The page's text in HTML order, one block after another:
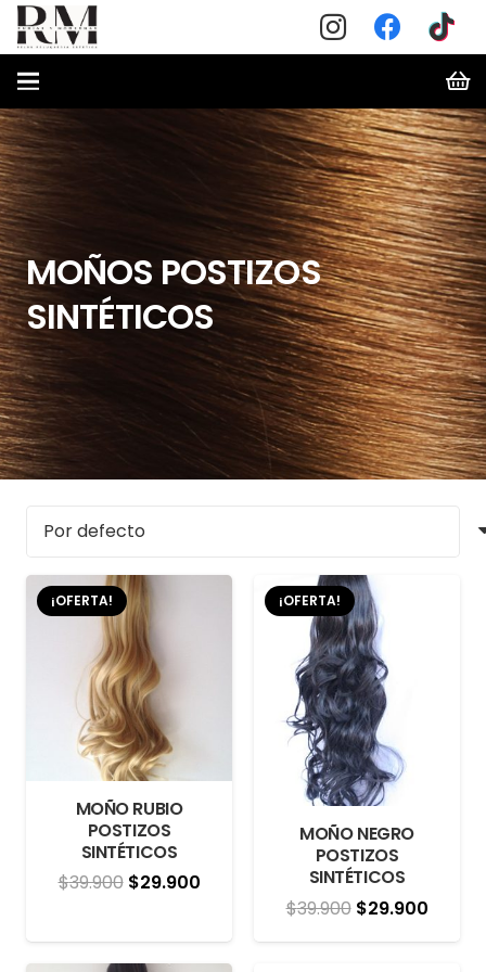
MOÑOS POSTIZOS
SINTÉTICOS
¡OFERTA!
MOÑO RUBIO
POSTIZOS
SINTÉTICOS
$39.900 El
original
$29.900El
actual
¡OFERTA!
MOÑO NEGRO
POSTIZOS
SINTÉTICOS
$39.900 El
precio
$29.900El
precio